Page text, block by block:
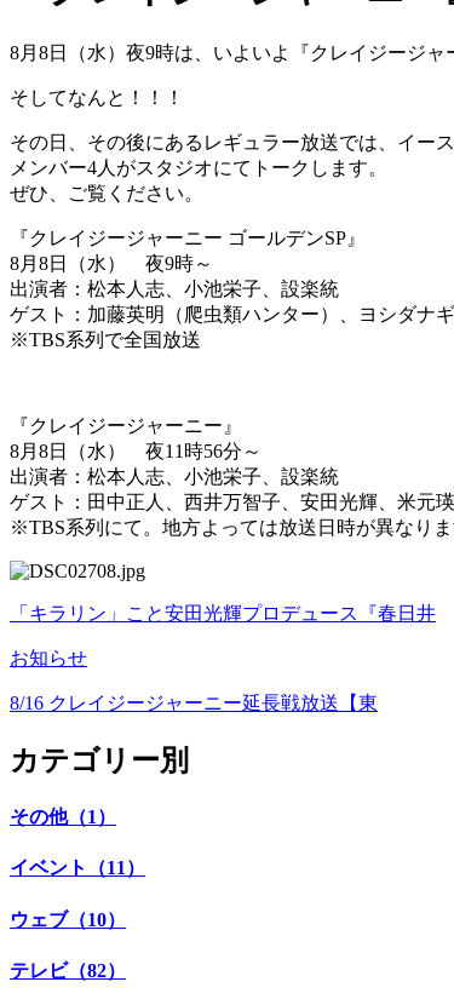
8月8日（水）夜9時は、いよいよ『クレイジージャ
そしてなんと！！！
その日、その後にあるレギュラー放送では、イー
メンバー4人がスタジオにてトークします。
ぜひ、ご覧ください。
『クレイジージャーニー ゴールデンSP』
8月8日（水） 夜9時～
出演者：松本人志、小池栄子、設楽統
ゲスト：加藤英明（爬虫類ハンター）、ヨシダナ
※TBS系列で全国放送
『クレイジージャーニー』
8月8日（水） 夜11時56分～
出演者：松本人志、小池栄子、設楽統
ゲスト：田中正人、西井万智子、安田光輝、米元
※TBS系列にて。地方よっては放送日時が異なりま
「キラリン」こと安田光輝プロデュース『春日井
お知らせ
8/16 クレイジージャーニー延長戦放送【東
カテゴリー別
その他（1）
イベント（11）
ウェブ（10）
テレビ（82）